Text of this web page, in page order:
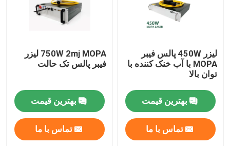
لیزر 450W پالس فیبر
MOPA با آب خنک کننده با
توان بالا
بهترین قیمت
تماس با ما
750W 2mj MOPA لیزر
فیبر پالس تک حالت
بهترین قیمت
تماس با ما